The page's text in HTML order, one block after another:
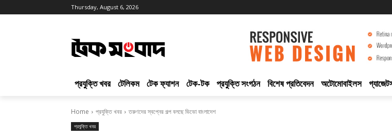
Thursday, August 6, 2026
প্রযুক্তি খবর টেলিকম টেক ফ্যাশন টেক-টক প্রযুক্তি সংগঠন বিশেষ প্রতিবেদন অটোমোবাইলস
Home প্রযুক্তি খবর তরুণদের স্বপ্নের গল্প বলছে ভিভো বাংলাদেশ
প্রযুক্তি খবর